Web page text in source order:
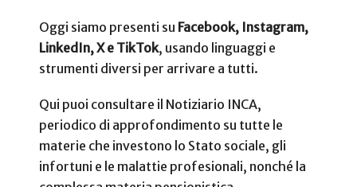
Oggi siamo presenti su Facebook, Instagram,
LinkedIn, X e TikTok, usando linguaggi e
strumenti diversi per arrivare a tutti.
Qui puoi consultare il Notiziario INCA,
periodico di approfondimento su tutte le
materie che investono lo Stato sociale, gli
infortuni e le malattie profesionali, nonché la